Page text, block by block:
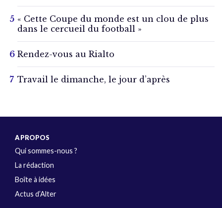
« Cette Coupe du monde est un clou de plus
dans le cercueil du football »
Rendez-vous au Rialto
Travail le dimanche, le jour d’après
A PROPOS
Qui sommes-nous ?
La rédaction
Boîte à idées
Actus d’Alter